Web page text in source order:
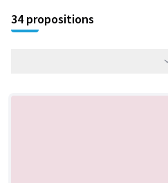
34 propositions